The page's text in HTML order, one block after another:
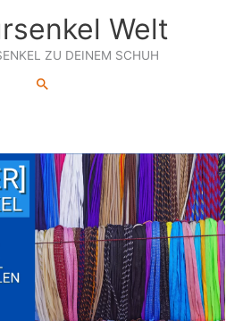
Welt
ZU DEINEM SCHUH
Suchen